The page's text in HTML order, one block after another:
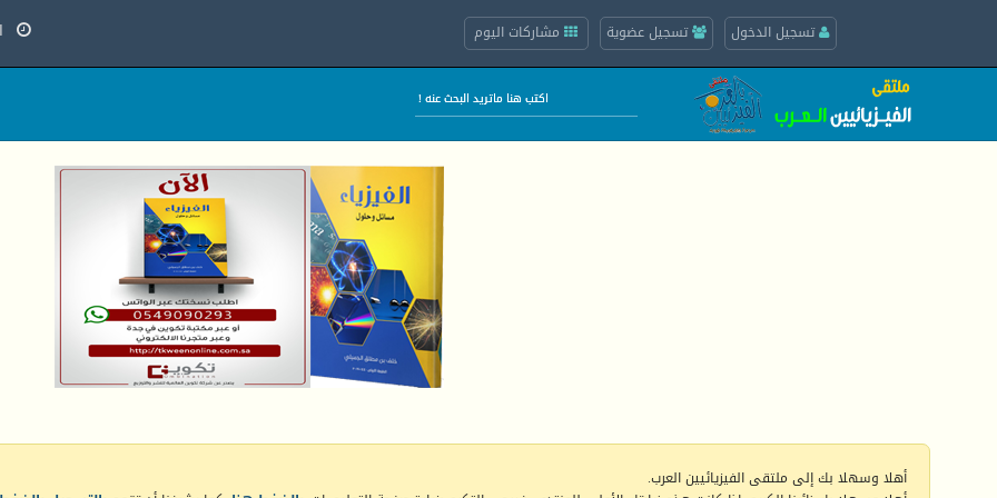
تسجيل الدخول تسجيل عضوية مشاركات اليوم
أهلا وسهلا بك إلى ملتقى الفيزيائيين العرب.